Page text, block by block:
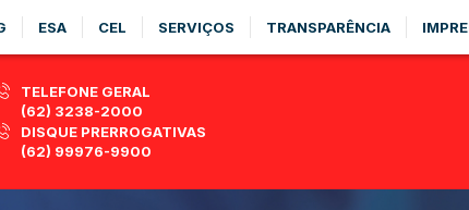
ESA CEL SERVIÇOS TRANSPARÊNCIA
TELEFONE GERAL
(62) 3238-2000
DISQUE PRERROGATIVAS
(62) 99976-9900